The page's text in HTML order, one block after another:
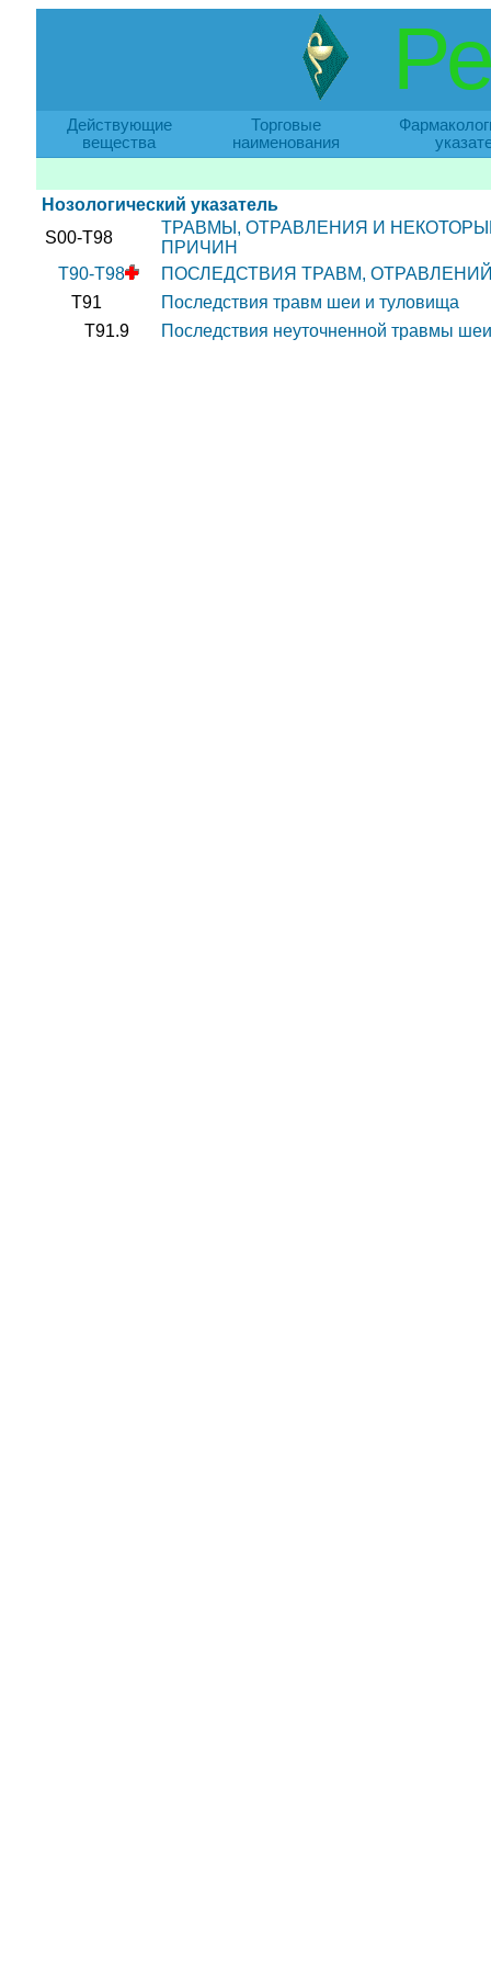
Действующие
вещества
Торговые
наименования
Нозологический указатель
S00-T98
ТРАВМЫ, ОТРАВЛЕНИЯ И
ПРИЧИН
T90-T98
ПОСЛЕДСТВИЯ ТРАВМ,
T91
Последствия травм шеи и туловища
T91.9
Последствия неуточненной травмы